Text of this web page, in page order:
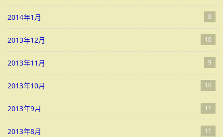
2014年1月 9
2013年12月 10
2013年11月 9
2013年10月 10
2013年9月 11
2013年8月 11